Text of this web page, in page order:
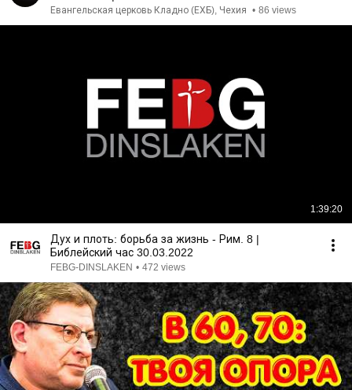
Евангельская церковь Кладно (ЕХБ), Чехия • 86 views
1:39:20
Дух и плоть: борьба за жизнь - Рим. 8 |
Библейский час 30.03.2022
FEBG-DINSLAKEN • 472 views